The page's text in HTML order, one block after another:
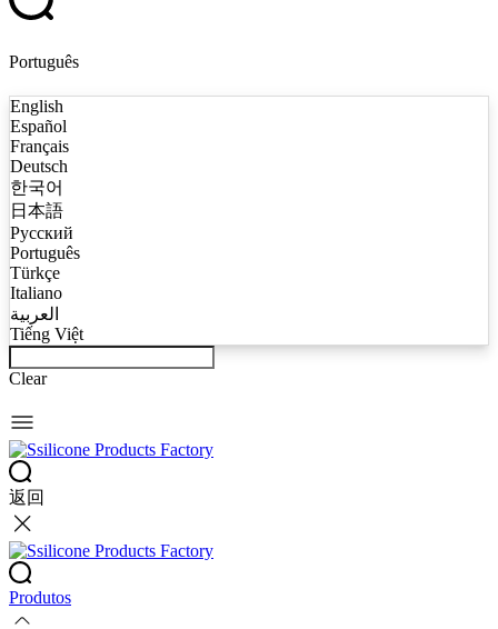
Português
English
Español
Français
Deutsch
한국어
日本語
Русский
Português
Türkçe
Italiano
العربية
Tiếng Việt
Clear
返回
Produtos